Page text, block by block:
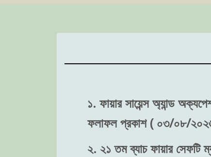
১. ফায়ার সায়েন্স অ্যান্ড
ফলাফল প্রকাশ ( ০৩/০৮/
২. ২১ তম ব্যাচ ফায়ার সেফটি